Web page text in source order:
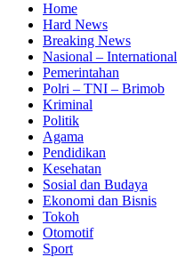
Home
Hard News
Breaking News
Nasional – International
Pemerintahan
Polri – TNI – Brimob
Kriminal
Politik
Agama
Pendidikan
Kesehatan
Sosial dan Budaya
Ekonomi dan Bisnis
Tokoh
Otomotif
Sport